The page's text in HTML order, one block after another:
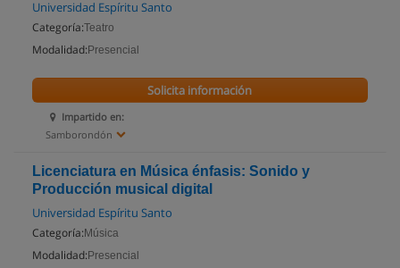
Universidad Espíritu Santo
Categoría:Teatro
Modalidad: Presencial
Impartido en:
Samborondón
Solicita información
Licenciatura en Música énfasis: Sonido y
Producción musical digital
Universidad Espíritu Santo
Categoría: Música
Modalidad: Presencial